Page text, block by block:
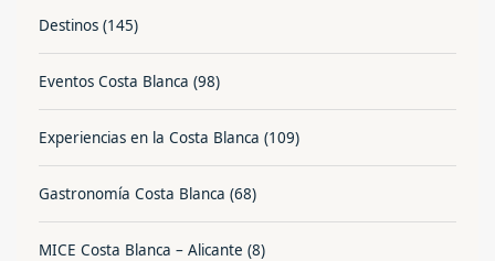
Destinos (145)
Eventos Costa Blanca (98)
Experiencias en la Costa Blanca (109)
Gastronomía Costa Blanca (68)
MICE Costa Blanca – Alicante (8)